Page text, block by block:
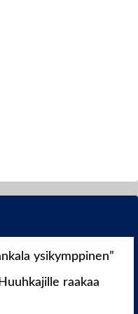
ysikymppinen”
raakaa